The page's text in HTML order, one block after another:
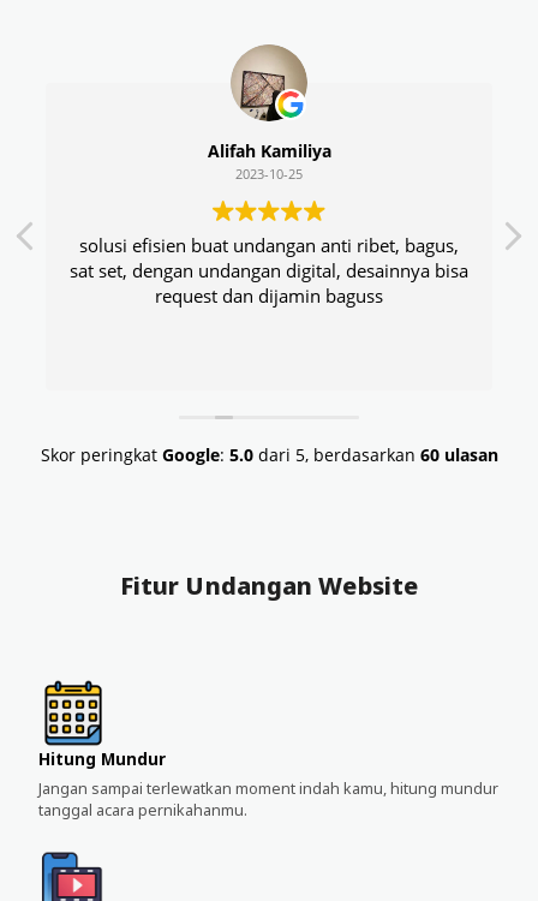
Alifah Kamiliya
2023-10-25
solusi efisien buat undangan anti ribet, bagus,
sat set, dengan undangan digital, desainnya bisa
request dan dijamin baguss
Skor peringkat Google: 5.0dari 5, berdasarkan 60 ulasan
Fitur Undangan Website
Hitung Mundur
Jangan sampai terlewatkan moment indah kamu, hitung mundur
tanggal acara pernikahanmu.